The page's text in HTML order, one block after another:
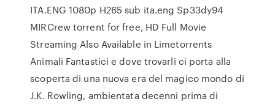
ITA.ENG 1080p H265 sub ita.eng Sp33dy94
MIRCrew torrent for free, HD Full Movie
Streaming Also Available in Limetorrents
Animali Fantastici e dove trovarli ci porta alla
scoperta di una nuova era del magico mondo di
J.K. Rowling, ambientata decenni prima di